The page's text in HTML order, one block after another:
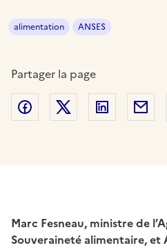
alimentation ANSES
Partager la page
Partager sur Facebook
Partager sur
Partager
Marc Fesneau, ministre de
Souveraineté alimentaire, et